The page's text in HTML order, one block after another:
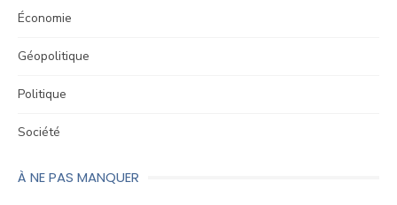
Économie
Géopolitique
Politique
Société
À NE PAS MANQUER